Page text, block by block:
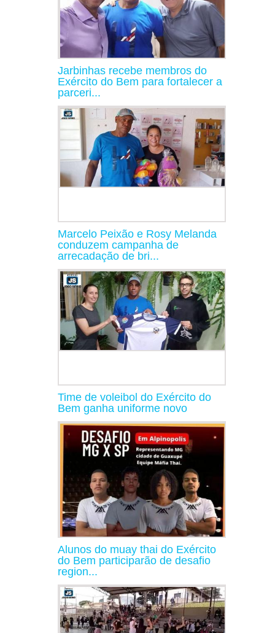
Jarbinhas recebe membros do
Exército do Bem para fortalecer a
parceri...
Marcelo Peixão e Rosy Melanda
conduzem campanha de
arrecadação de bri...
Time de voleibol do Exército do
Bem ganha uniforme novo
Alunos do muay thai do Exército
do Bem participarão de desafio
region...